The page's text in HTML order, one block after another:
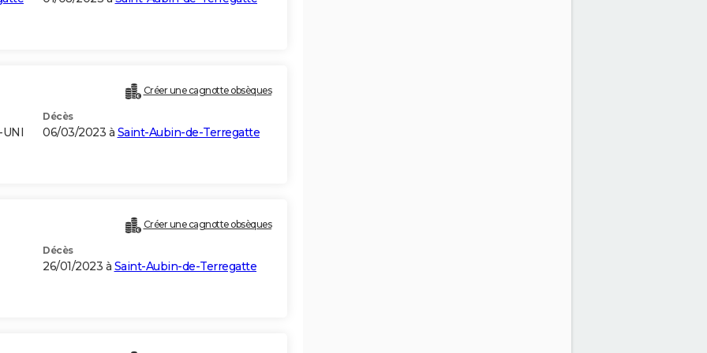
Créer une cagnotte obsèques
UNI
Décès
06/03/2023 à Saint-Aubin-de-Terregatte
Créer une cagnotte obsèques
Décès
26/01/2023 à Saint-Aubin-de-Terregatte